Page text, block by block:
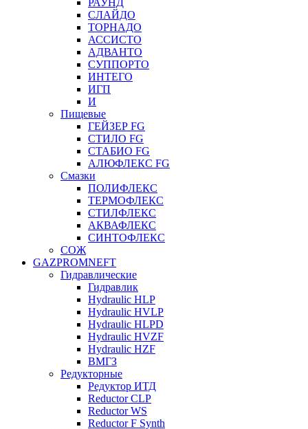
РАУНД
СЛАЙДО
ТОРНАДО
АССИСТО
АДВАНТО
СУППОРТО
ИНТЕГО
ИГП
И
Пищевые
ГЕЙЗЕР FG
СТИЛО FG
СТАБИО FG
АЛЮФЛЕКС FG
Смазки
ПОЛИФЛЕКС
ТЕРМОФЛЕКС
СТИЛФЛЕКС
АКВАФЛЕКС
СИНТОФЛЕКС
СОЖ
GAZPROMNEFT
Гидравлические
Гидравлик
Hydraulic HLP
Hydraulic HVLP
Hydraulic HLPD
Hydraulic HVZF
Hydraulic HZF
ВМГЗ
Редукторные
Редуктор ИТД
Reductor CLP
Reductor WS
Reductor F Synth